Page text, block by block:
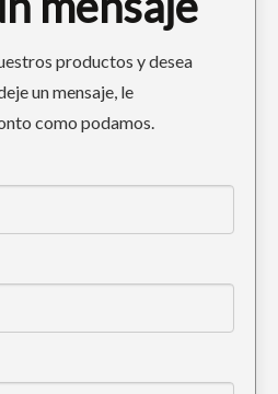
productos y desea
un mensaje, le
como podamos.